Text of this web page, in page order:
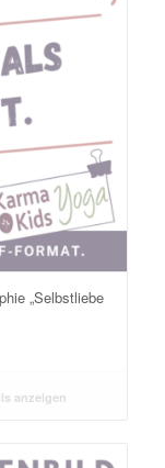
„Selbstliebe
anzeigen